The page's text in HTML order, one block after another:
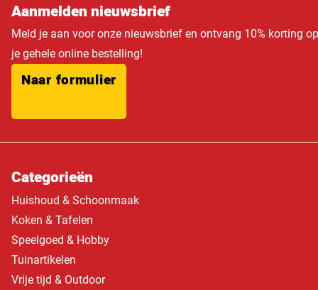
Aanmelden nieuwsbrief
Meld je aan voor onze nieuwsbrief en ontvang 10% korting op
je gehele online bestelling!
Naar formulier
Categorieën
Huishoud & Schoonmaak
Koken & Tafelen
Speelgoed & Hobby
Tuinartikelen
Vrije tijd & Outdoor